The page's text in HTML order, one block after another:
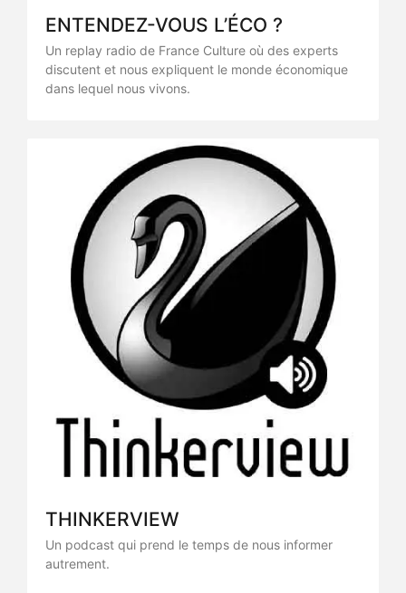
ENTENDEZ-VOUS L’ÉCO ?
Un replay radio de France Culture où des experts
discutent et nous expliquent le monde économique
dans lequel nous vivons.
THINKERVIEW
Un podcast qui prend le temps de nous informer
autrement.